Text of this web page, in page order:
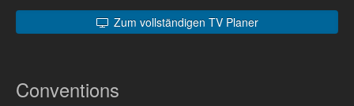
Zum vollständigen TV Planer
Conventions